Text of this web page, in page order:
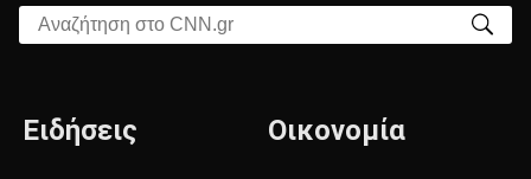
Αναζήτηση στο CNN.gr
Ειδήσεις Οικονομία